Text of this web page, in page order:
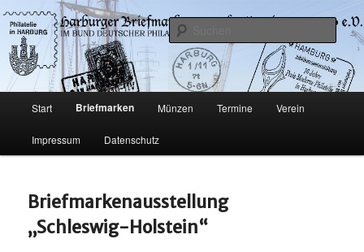
Harburger Briefmarkensammler-
Verein von 1920 e.V.
Philatelie und Münzen in Hamburg-Harburg
Zum
Inhalt
Start Briefmarken Münzen Termine Verein
Impressum Datenschutz
Briefmarkenausstellung
„Schleswig-Holstein“